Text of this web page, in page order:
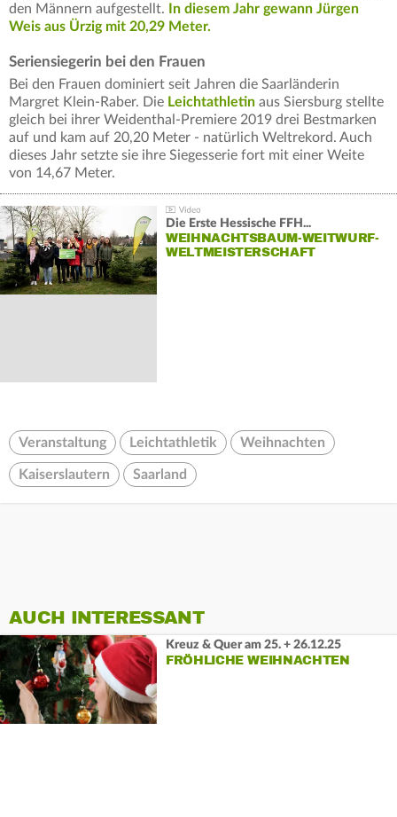
den Männern aufgestellt.
In diesem Jahr gewann Jürgen
Weis aus Ürzig mit 20,29 Meter.
Seriensiegerin bei den Frauen
Bei den Frauen dominiert seit Jahren die Saarländerin
Margret Klein-Raber. Die Leichtathletin aus Siersburg stellte
gleich bei ihrer Weidenthal-Premiere 2019 drei Bestmarken
auf und kam auf 20,20 Meter - natürlich Weltrekord. Auch
dieses Jahr setzte sie ihre Siegesserie fort mit einer Weite
von 14,67 Meter.
Die Erste Hessische FFH...
WEIHNACHTSBAUM-WEITWURF-
WELTMEISTERSCHAFT
Veranstaltung Leichtathletik Weihnachten
Kaiserslautern Saarland
AUCH INTERESSANT
Kreuz & Quer am 25. + 26.12.25
FRÖHLICHE WEIHNACHTEN